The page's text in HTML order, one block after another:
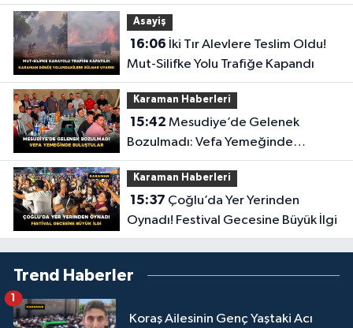
Asayiş
16:06
Mut-Silifke Yolu Trafiğe Kapandı
Karaman Haberleri
15:42
Bozulmadı: Vefa Yemeğinde
Buluştular
Karaman Haberleri
15:37
Oynadı! Festival Gecesine Büyük İlgi
Trend Haberler
Koraş Ailesinin Genç Yaştaki Acı
1